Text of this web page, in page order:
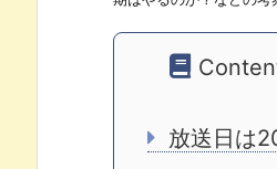
放送日は